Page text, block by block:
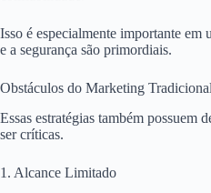
Isso é especialmente importante em
e a segurança são primordiais.
Obstáculos do Marketing Tradicional
Essas estratégias também possuem
ser críticas.
1. Alcance Limitado